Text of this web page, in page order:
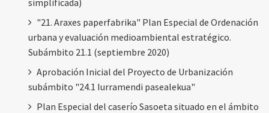
"21. Araxes paperfabrika" Plan Especial de Ordenación
urbana y evaluación medioambiental estratégico.
Subámbito 21.1 (septiembre 2020)
Aprobación Inicial del Proyecto de Urbanización
subámbito "24.1 Iurramendi pasealekua"
Plan Especial del caserío Sasoeta situado en el ámbito